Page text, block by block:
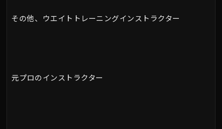
その他、ウエイトトレーニングインストラクター
元プロのインストラクター